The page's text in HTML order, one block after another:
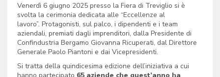
Venerdì 6 giugno 2025 presso la Fiera di Treviglio si è
svolta la cerimonia dedicata alle “Eccellenze al
lavoro”. Protagonisti, sul palco, i dipendenti e i team
aziendali, premiati dagli imprenditori, dalla Presidente di
Confindustria Bergamo Giovanna Ricuperati, dal Direttore
Generale Paolo Piantoni e dai Vicepresidenti.
Si tratta della quindicesima edizione dell’iniziativa a cui
hanno partecipato 65 aziende che quest’anno ha